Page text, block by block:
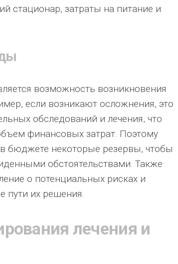
стационар, затраты на питание и
возможность возникновения
если возникают осложнения, это
обследований и лечения, что
финансовых затрат. Поэтому
бюджете некоторые резервы, чтобы
обстоятельствами. Также
о потенциальных рисках и
пути их решения.
лечения и